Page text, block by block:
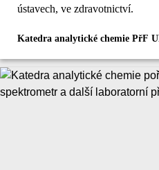
ústavech, ve zdravotnictví.
Katedra analytické chemie PřF